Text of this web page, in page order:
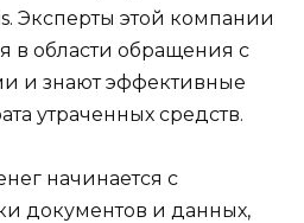
Эксперты этой компании
в области обращения с
и знают эффективные
утраченных средств.
начинается с
документов и данных,